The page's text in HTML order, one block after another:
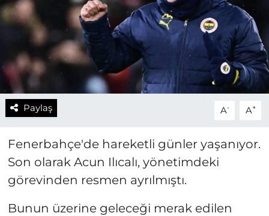
Paylaş A- A+
Fenerbahçe'de hareketli günler yaşanıyor.
Son olarak Acun Ilıcalı, yönetimdeki
görevinden resmen ayrılmıştı.
Bunun üzerine geleceği merak edilen